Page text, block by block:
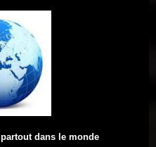
partout dans le monde